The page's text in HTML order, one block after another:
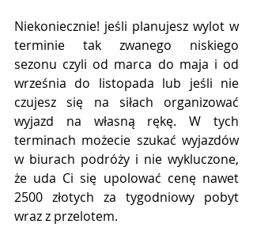
Niekoniecznie! jeśli planujesz wylot w
terminie tak zwanego niskiego
sezonu czyli od marca do maja i od
września do listopada lub jeśli nie
czujesz się na siłach organizować
wyjazd na własną rękę. W tych
terminach możecie szukać wyjazdów
w biurach podróży i nie wykluczone,
że uda Ci się upolować cenę nawet
2500 złotych za tygodniowy pobyt
wraz z przelotem.